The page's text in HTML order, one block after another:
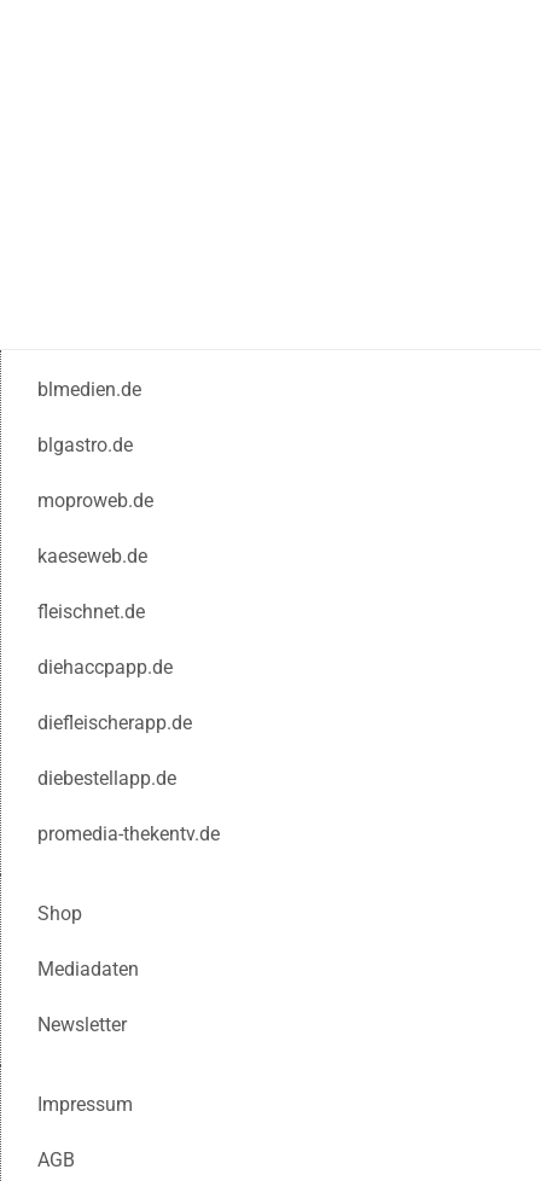
blmedien.de
blgastro.de
moproweb.de
kaeseweb.de
fleischnet.de
diehaccpapp.de
diefleischerapp.de
diebestellapp.de
promedia-thekentv.de
Shop
Mediadaten
Newsletter
Impressum
AGB